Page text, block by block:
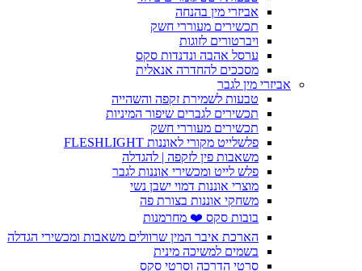
אביזרי מין בהנחה
תכשירים מעוררי חשק
ויברטורים לזוגות
ערסל אהבה ונדנדות סקס
מסככים להחדרה אנאלית
אביזרי מין לגבר
טבעות לשמירת זקפה והשהייה
תכשירים לגברים שיפור המיניות
תכשירים מעוררי חשק
פלשלייט מקורי לאוננות FLESHLIGHT
משאבות פין לזקפה | להגדלה
פלש לייט ומכשירי אוננות לגבר
מוצרי אוננות דמוי ישבן נשי
משחקי אוננות בצורת פה
בובות סקס ❤️ מחרמנות
הארכת איבר המין שרוולים משאבות ומכשירי הגדלה
בשמים למשיכה מינית
סרטי הדרכה וסרטי סקס